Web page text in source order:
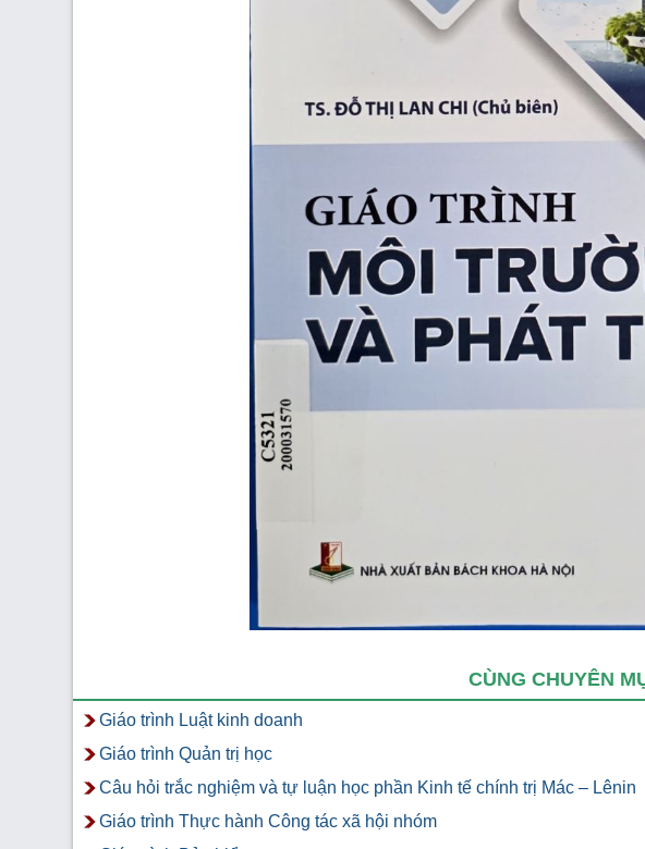
CÙNG CHUYÊN
Giáo trình Luật kinh doanh
Giáo trình Quản trị học
Câu hỏi trắc nghiệm và tự luận học phần Kinh tế chính trị Mác – Lênin
Giáo trình Thực hành Công tác xã hội nhóm